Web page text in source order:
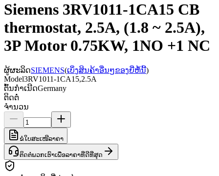
Siemens 3RV1011-1CA15 CB
thermostat, 2.5A, (1.8 ~ 2.5A),
3P Motor 0.75KW, 1NO +1 NC
ຜູ້ຜະລິດSIEMENS(ເບິ່ງສິນຄ້າອື່ນໆຂອງຍີ່ຫໍ້ນີ້)
Model3RV1011-1CA15,2.5A
ຕົ້ນກຳເນີດGermany
ຕິດຕໍ່
ຈຳນວນ
ຂໍໃບສະເໜີລາຄາ
ຕິດຕໍ່ພວກເຮົາເພື່ອລາຄາທີ່ດີທີ່ສຸດ